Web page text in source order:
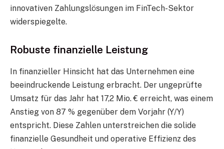
innovativen Zahlungslösungen im FinTech-Sektor
widerspiegelte.
Robuste finanzielle Leistung
In finanzieller Hinsicht hat das Unternehmen eine
beeindruckende Leistung erbracht. Der ungeprüfte
Umsatz für das Jahr hat 17,2 Mio. € erreicht, was einem
Anstieg von 87 % gegenüber dem Vorjahr (Y/Y)
entspricht. Diese Zahlen unterstreichen die solide
finanzielle Gesundheit und operative Effizienz des